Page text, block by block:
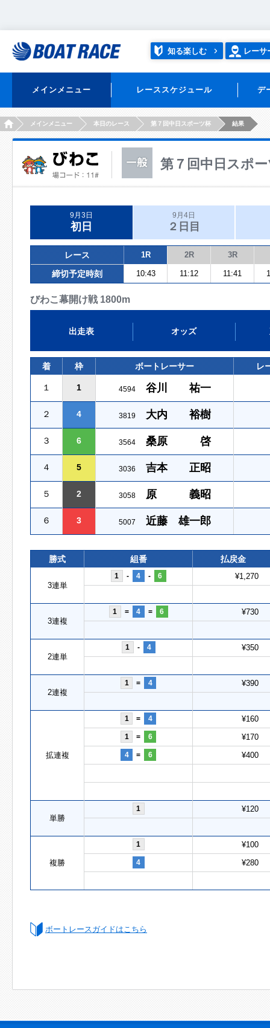
知る楽しむ レーサ
メインメニュー レーススケジュール デ
HOMEメインメニュー 本日のレース 第７回中日スポーツ杯 結果
第７回中日スポ
9月3日
初日
9月4日
２日目
レース 1R 2R 3R
締切予定時刻 10:43 11:12 11:41
びわこ幕開け戦 1800m
出走表 オッズ
着 枠 ボートレーサー レ
１ 1 4594 谷川 祐一
２ 4 3819 大内 裕樹
３ 6 3564 桑原 啓
４ 5 3036 吉本 正昭
５ 2 3058 原 義昭
６ 3 5007 近藤 雄一郎
勝式 組番 払戻金
3連単
1 - 4 - 6 ¥1,270
3連複
1 = 4 = 6 ¥730
2連単
1 - 4 ¥350
2連複
1 = 4 ¥390
拡連複
1 = 4 ¥160
1 = 6 ¥170
4 = 6 ¥400
単勝
1 ¥120
複勝
1 ¥100
4 ¥280
ボートレースガイドはこちら